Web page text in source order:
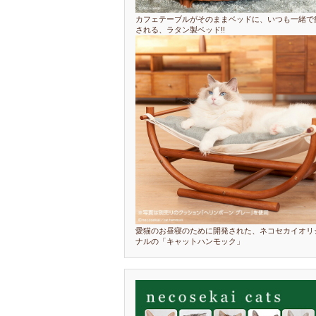
カフェテーブルがそのままベッドに、いつも一緒で
される、ラタン製ベッド!!
愛猫のお昼寝のために開発された、ネコセカイオリ
ナルの「キャットハンモック」